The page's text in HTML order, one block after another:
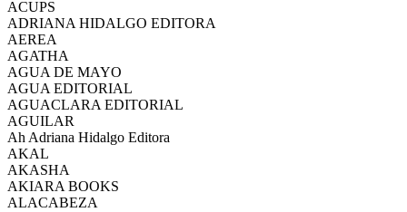
ACUPS
ADRIANA HIDALGO EDITORA
AEREA
AGATHA
AGUA DE MAYO
AGUA EDITORIAL
AGUACLARA EDITORIAL
AGUILAR
Ah Adriana Hidalgo Editora
AKAL
AKASHA
AKIARA BOOKS
ALACABEZA